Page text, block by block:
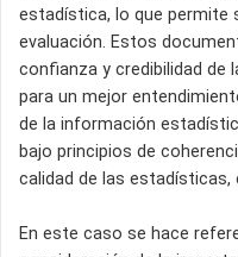
estadística, lo que permite
evaluación. Estos
confianza y credibilidad de
para un mejor
de la información
bajo principios de
calidad de las estadísticas,
En este caso se hace